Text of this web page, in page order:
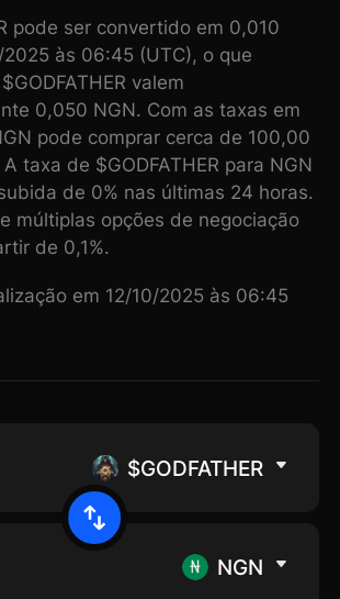
pode ser convertido em 0,010
2025 às 06:45 (UTC), o que
valem
0,050 NGN. Com as taxas em
pode comprar cerca de 100,00
A taxa de $GODFATHER para NGN
de 0% nas últimas 24 horas.
múltiplas opções de negociação
de 0,1%.
em 12/10/2025 às 06:45
$GODFATHER
NGN